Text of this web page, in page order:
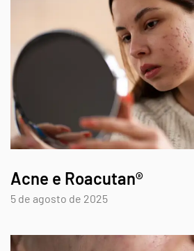
Acne e Roacutan®
5 de agosto de 2025